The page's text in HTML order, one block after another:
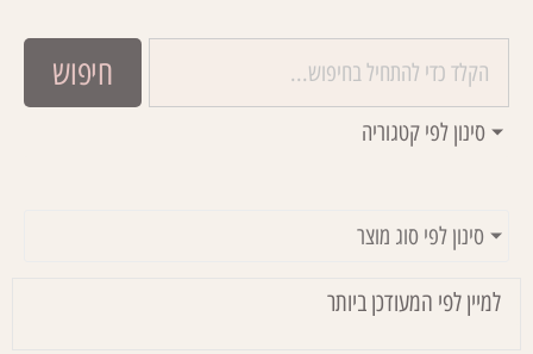
חיפוש
סינון לפי קטגוריה
סינון לפי סוג מוצר